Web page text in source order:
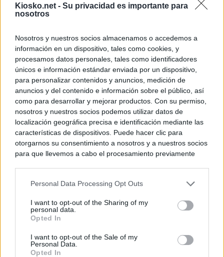
Kiosko.net - Su privacidad es importante para
nosotros
Nosotros y nuestros socios almacenamos o accedemos a
información en un dispositivo, tales como cookies, y
procesamos datos personales, tales como identificadores
únicos e información estándar enviada por un dispositivo,
para personalizar contenidos y anuncios, medición de
anuncios y del contenido e información sobre el público, así
como para desarrollar y mejorar productos. Con su permiso,
nosotros y nuestros socios podemos utilizar datos de
localización geográfica precisa e identificación mediante las
características de dispositivos. Puede hacer clic para
otorgarnos su consentimiento a nosotros y a nuestros socios
para que llevemos a cabo el procesamiento previamente
negar su consentimiento. Tenga en cuenta que algún
de su consentimiento, pero usted tiene el derecho de
rechazar tal procesamiento. Sus preferencias se aplicarán
cualquier momento entrando de nuevo en este sitio web o
visitando nuestra política de privacidad.
Personal Data Processing Opt Outs
I want to opt-out of the Sharing of my
personal data.
Opted In
I want to opt-out of the Sale of my
Personal Data.
Opted In